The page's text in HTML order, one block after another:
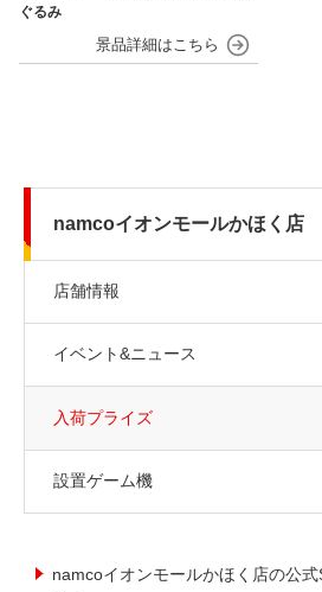
ぐるみ
namcoイオンモールかほく店
店舗情報
イベント&ニュース
入荷プライズ
設置ゲーム機
namcoイオンモールかほく店の公